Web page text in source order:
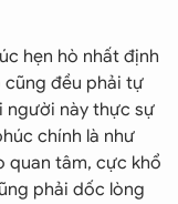
hẹn hò nhất định
đều phải tự
người này thực sự
chính là như
quan tâm, cực khổ
phải dốc lòng